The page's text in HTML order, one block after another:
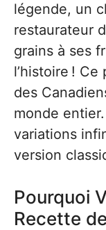
légende, un
restaurateur
grains à ses
l’histoire !
des
monde
variations
version
Pourquoi
Recette